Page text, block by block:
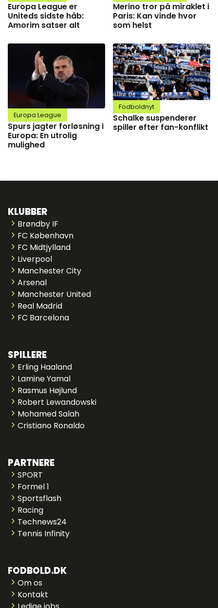
Europa League er
Uniteds sidste håb:
Amorim satser alt
Merino tror på miraklet i
Paris: Kan vinde hvor
som helst
Europa League
Spurs jagter forløsning i
Europa: En utrolig
mulighed
Fodboldnyt
Schalke suspenderer
spiller efter fan-konflikt
KLUBBER
Brøndby IF
FC København
FC Midtjylland
Liverpool
Manchester City
Arsenal
Manchester United
Real Madrid
FC Barcelona
SPILLERE
Erling Haaland
Lamine Yamal
Rasmus Højlund
Robert Lewandowski
Mohamed Salah
Cristiano Ronaldo
PARTNERE
SPORT
Formel 1
Sportsflash
Racing
Technews24
Tennis Infinity
FODBOLD.DK
Om os
Kontakt